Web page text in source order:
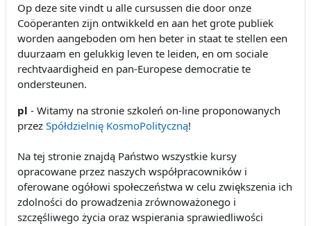
Op deze site vindt u alle cursussen die door onze
Coöperanten zijn ontwikkeld en aan het grote publiek
worden aangeboden om hen beter in staat te stellen een
duurzaam en gelukkig leven te leiden, en om sociale
rechtvaardigheid en pan-Europese democratie te
ondersteunen.
pl - Witamy na stronie szkoleń on-line proponowanych
przez Spółdzielnię KosmoPolityczną!
Na tej stronie znajdą Państwo wszystkie kursy
opracowane przez naszych współpracowników i
oferowane ogółowi społeczeństwa w celu zwiększenia ich
zdolności do prowadzenia zrównoważonego i
szczęśliwego życia oraz wspierania sprawiedliwości